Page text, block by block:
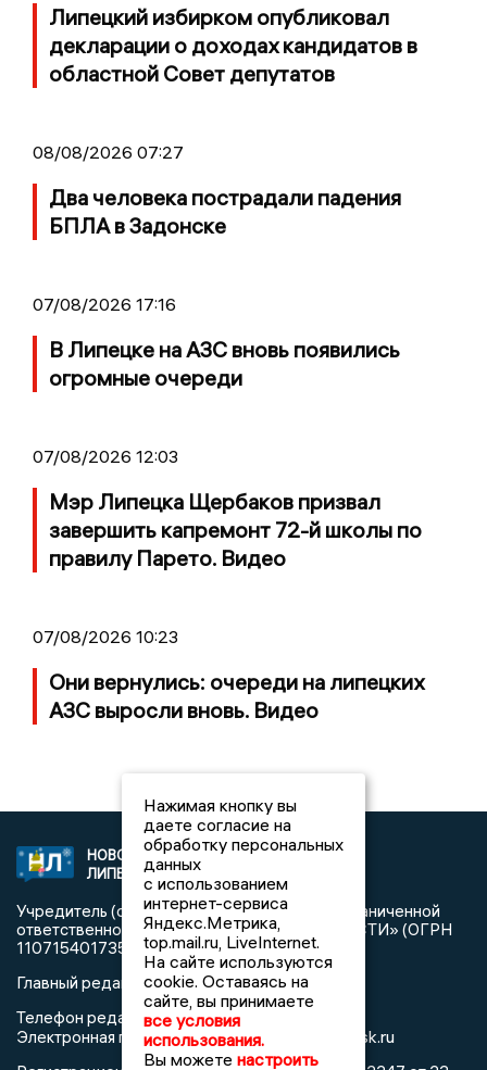
Липецкий избирком опубликовал
декларации о доходах кандидатов в
областной Совет депутатов
08/08/2026 07:27
Два человека пострадали падения
БПЛА в Задонске
07/08/2026 17:16
В Липецке на АЗС вновь появились
огромные очереди
07/08/2026 12:03
Мэр Липецка Щербаков призвал
завершить капремонт 72-й школы по
правилу Парето. Видео
07/08/2026 10:23
Они вернулись: очереди на липецких
АЗС выросли вновь. Видео
НОВОСТИ
ЛИПЕЦКА
2021 © NEWSLIPETSK.RU | СИ
«Новости Липецка»
Учредитель (соучредители): Общество с ограниченной
ответственностью «РЕГИОНАЛЬНЫЕ НОВОСТИ» (ОГРН
1107154017354)
Главный редактор: Герцог Е.Г.
Телефон редакции: +7 903 699 9427
Электронная почта редакции:info@newslipetsk.ru
Нажимая кнопку вы
даете согласие на
обработку персональных
данных
с использованием
интернет-сервиса
Яндекс.Метрика,
top.mail.ru, LiveInternet.
На сайте используются
cookie. Оставаясь на
сайте, вы принимаете
все условия
использования.
Вы можете настроить